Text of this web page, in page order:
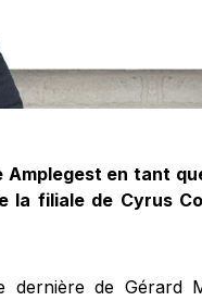
en tant
la filiale de Cyrus
dernière de Gérard